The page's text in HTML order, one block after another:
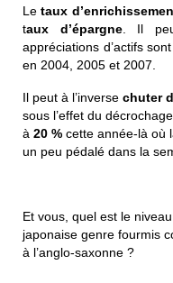
Letaux
taux d’épargne. Il
appréciations d’actifs
en 2004, 2005 et 2007.
Il peut à l’inverse chuter
sous l’effet du
à 20 % cette année-là où
un peu pédalé dans la
Et vous, quel est le
japonaise genre fourmis
à l’anglo-saxonne ?